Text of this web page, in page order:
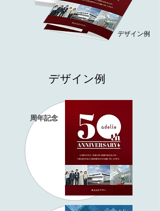
デザイン例
デザイン例
周年記念